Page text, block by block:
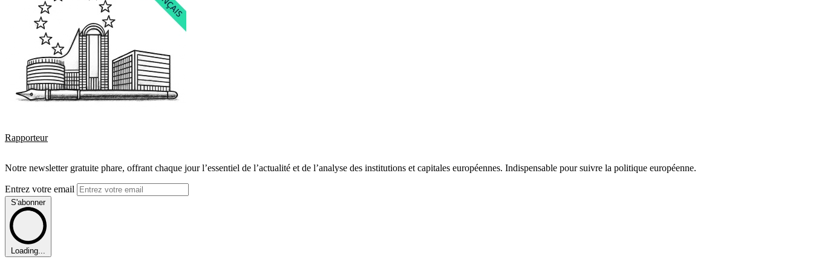
Rapporteur
Notre newsletter gratuite phare, offrant chaque jour l’essentiel de l’actualité et de l’analyse des institutions et capitales européennes. Indispensable pour suivre la politique européenne.
Entrez votre email
S'abonner
Loading...